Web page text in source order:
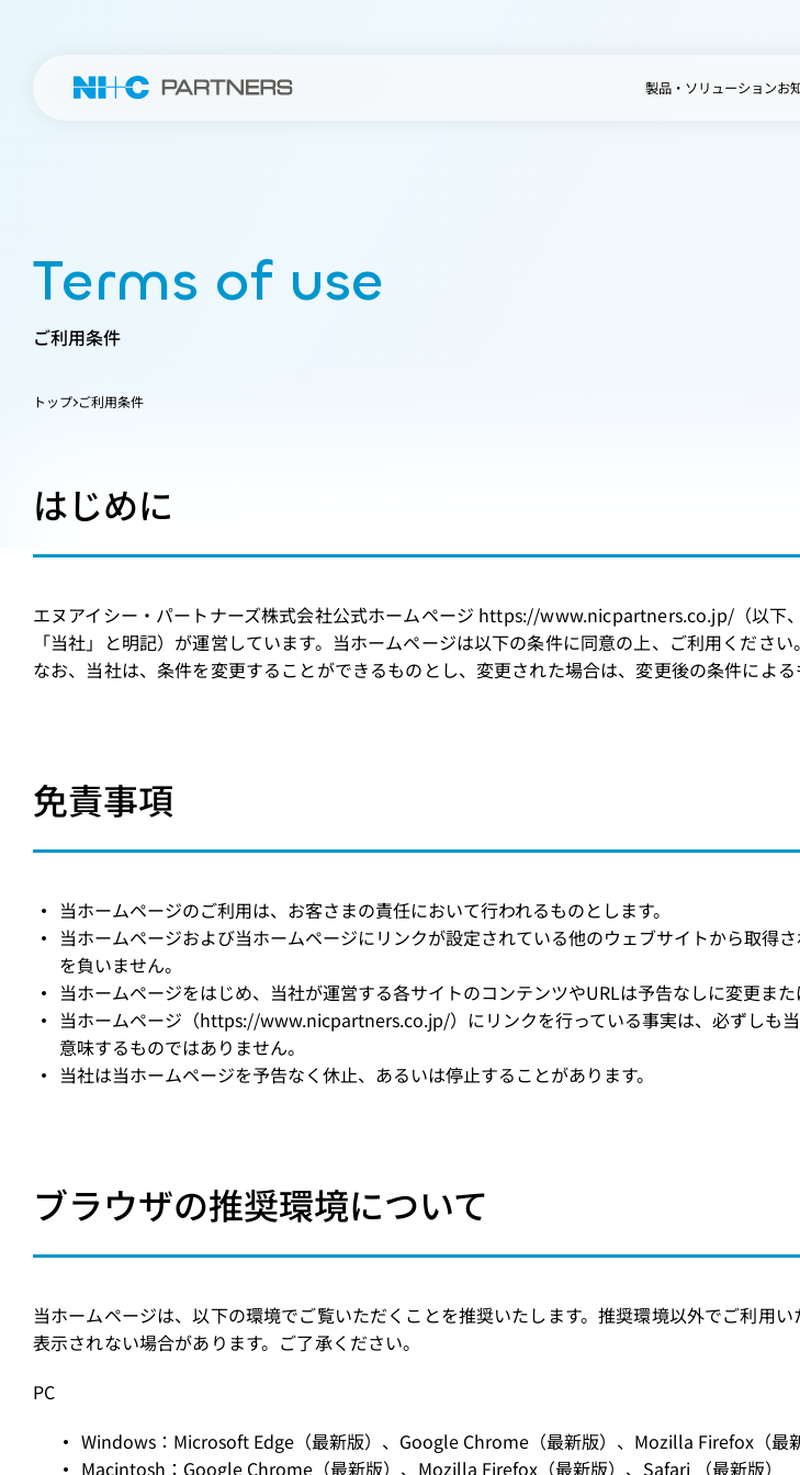
製品・ソリューションお
Terms of use
ご利用条件
トップ ご利用条件
はじめに
エヌアイシー・パートナーズ株式会社公式ホームページ https://www.nicpartners.co.jp/（以下
「当社」と明記）が運営しています。当ホームページは以下の条件に同意の上、ご利用ください。
なお、当社は、条件を変更することができるものとし、変更された場合は、変更後の条件による
免責事項
当ホームページのご利用は、お客さまの責任において行われるものとします。
当ホームページおよび当ホームページにリンクが設定されている他のウェブサイトから取得
を負いません。
当ホームページをはじめ、当社が運営する各サイトのコンテンツやURLは予告なしに変更ま
当ホームページ（https://www.nicpartners.co.jp/）にリンクを行っている事実は、必ずしも
意味するものではありません。
当社は当ホームページを予告なく休止、あるいは停止することがあります。
ブラウザの推奨環境について
当ホームページは、以下の環境でご覧いただくことを推奨いたします。推奨環境以外でご利用
表示されない場合があります。ご了承ください。
PC
Windows：Microsoft Edge（最新版）、Google Chrome（最新版）、Mozilla Firefox（最新
Macintosh：Google Chrome（最新版）、Mozilla Firefox（最新版）、Safari （最新版）